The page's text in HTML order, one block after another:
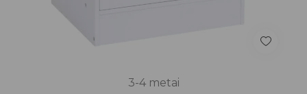
3-4 metai